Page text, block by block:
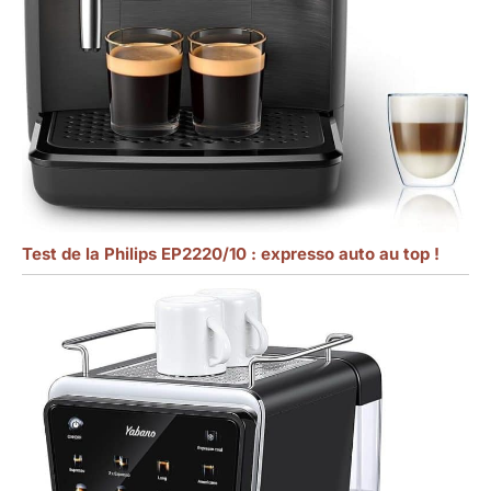
Test de la Philips EP2220/10 : expresso auto au top !